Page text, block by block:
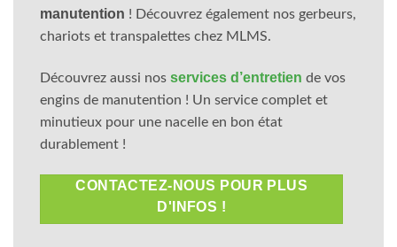
manutention ! Découvrez également nos gerbeurs,
chariots et transpalettes chez MLMS.
Découvrez aussi nos services d’entretien de vos
engins de manutention ! Un service complet et
minutieux pour une nacelle en bon état
durablement !
CONTACTEZ-NOUS POUR PLUS
D'INFOS !